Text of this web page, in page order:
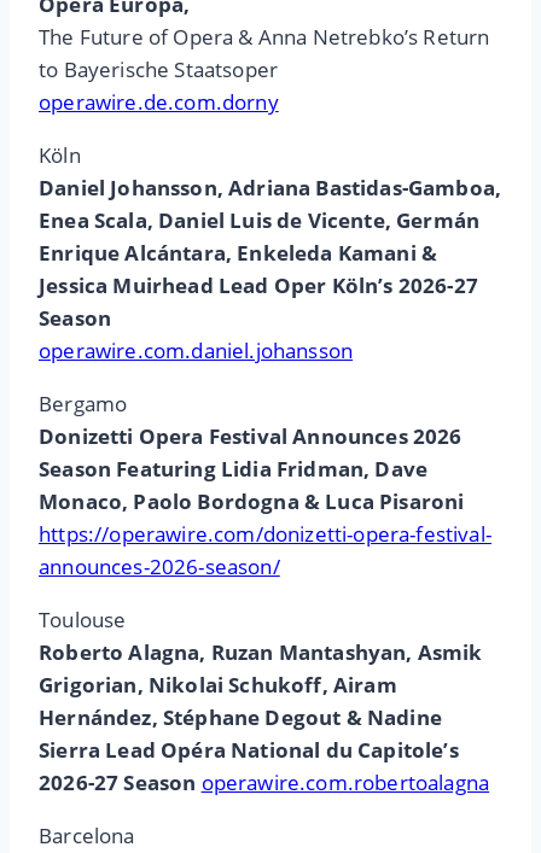
The Future of Opera & Anna Netrebko’s Return
to Bayerische Staatsoper
operawire.de.com.dorny
Köln
Daniel Johansson, Adriana Bastidas-Gamboa,
Enea Scala, Daniel Luis de Vicente, Germán
Enrique Alcántara, Enkeleda Kamani &
Jessica Muirhead Lead Oper Köln’s 2026-27
Season
operawire.com.daniel.johansson
Bergamo
Donizetti Opera Festival Announces 2026
Season Featuring Lidia Fridman, Dave
Monaco, Paolo Bordogna & Luca Pisaroni
https://operawire.com/donizetti-opera-festival-
announces-2026-season/
Toulouse
Roberto Alagna, Ruzan Mantashyan, Asmik
Grigorian, Nikolai Schukoff, Airam
Hernández, Stéphane Degout & Nadine
Sierra Lead Opéra National du Capitole’s
2026-27 Season operawire.com.robertoalagna
Barcelona